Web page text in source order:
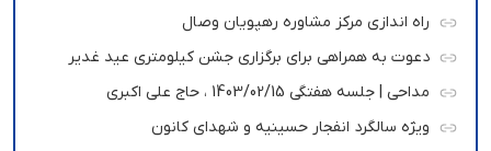
راه اندازی مرکز مشاوره رهپویان وصال
دعوت به همراهی برای برگزاری جشن کیلومتری عید غدیر
مداحی | جلسه هفتگی 1403/02/15 ، حاج علی اکبری
ویژه سالگرد انفجار حسینیه و شهدای کانون